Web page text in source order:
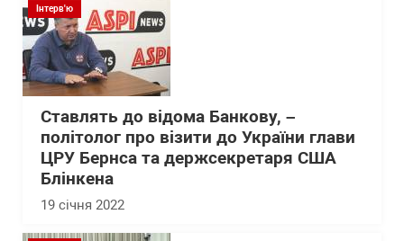
Інтерв'ю
Ставлять до відома Банкову, –
політолог про візити до України глави
ЦРУ Бернса та держсекретаря США
Блінкена
19 січня 2022